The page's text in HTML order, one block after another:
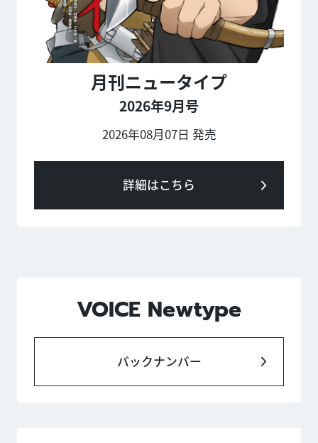
月刊ニュータイプ
2026年9月号
2026年08月07日 発売
詳細はこちら
VOICE Newtype
バックナンバー